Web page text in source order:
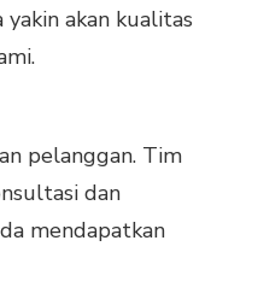
akan kualitas
pelanggan. Tim
dan
mendapatkan